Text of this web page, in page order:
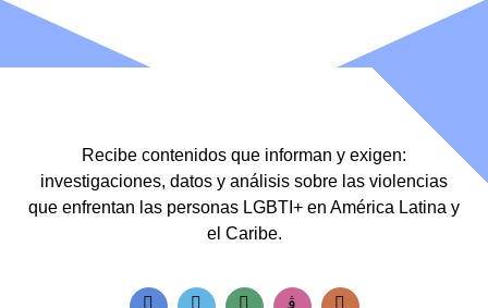
Recibe contenidos que informan y exigen:
investigaciones, datos y análisis sobre las violencias
que enfrentan las personas LGBTI+ en América Latina y
el Caribe.